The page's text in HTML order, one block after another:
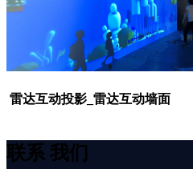
动投影_雷达互动墙面
联系 我们